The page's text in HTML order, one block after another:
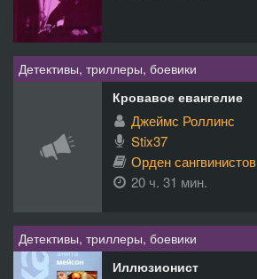
Детективы, триллеры, боевики
Кровавое евангелие
Джеймс Роллинс
Stix37
Орден сангвинистов
20 ч. 31 мин.
Детективы, триллеры, боевики
Иллюзионист